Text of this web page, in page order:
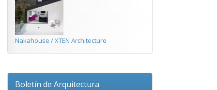
Nakahouse / XTEN Architecture
Boletín de Arquitectura